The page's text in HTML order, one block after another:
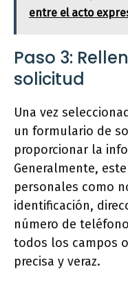
entre el acto
Paso 3:
solicitud
Una vez
un formulario de
proporcionar la
Generalmente,
personales como
identificación,
número de
todos los campos
precisa y veraz.